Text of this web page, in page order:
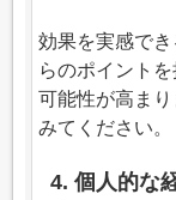
効果を実感で
らのポイント
可能性が高ま
みてください。
4. 個人的な